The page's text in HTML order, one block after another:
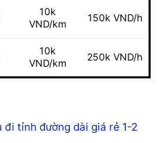
10k
VND/km
150k VND/h
10k
VND/km
250k VND/h